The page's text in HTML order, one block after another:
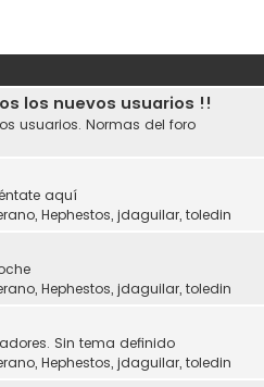
los nuevos usuarios !!
usuarios. Normas del foro
aquí
, Hephestos, jdaguilar, toledin
, Hephestos, jdaguilar, toledin
Sin tema definido
, Hephestos, jdaguilar, toledin